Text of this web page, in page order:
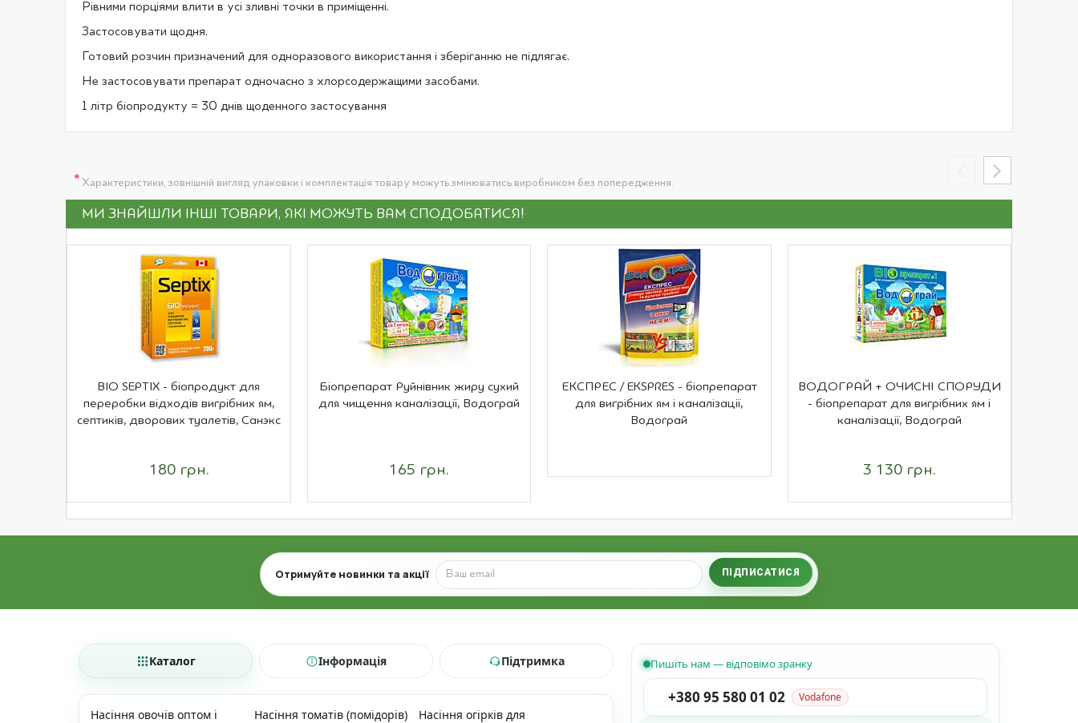
Рівними порціями влити в усі зливні точки в приміщенні.
Застосовувати щодня.
Готовий розчин призначений для одноразового використання і зберіганню не підлягає.
Не застосовувати препарат одночасно з хлорсодержащими засобами.
1 літр біопродукту = 30 днів щоденного застосування
* Характеристики, зовнішній вигляд упаковки і комплектація товару можуть змінюватись виробником без попередження.
МИ ЗНАЙШЛИ ІНШІ ТОВАРИ, ЯКІ МОЖУТЬ ВАМ СПОДОБАТИСЯ!
BIO SEPTIX - біопродукт для
переробки відходів вигрібних ям,
септиків, дворових туалетів, Санэкс
180 грн.
Біопрепарат Руйнівник жиру сухий
для чищення каналізації, Водограй
165 грн.
ЕКСПРЕС / EKSPRES - біопрепарат
для вигрібних ям і каналізації,
Водограй
ВОДОГРАЙ + ОЧИСНІ СПОРУДИ
- біопрепарат для вигрібних ям і
каналізації, Водограй
3 130 грн.
Email
Отримуйте новинки та акції ПІДПИСАТИСЯ
Каталог Інформація Підтримка
Насіння овочів оптом і
Насіння томатів (помідорів)
Насіння огірків для
Пишіть нам — відповімо зранку
+380 95 580 01 02 Vodafone